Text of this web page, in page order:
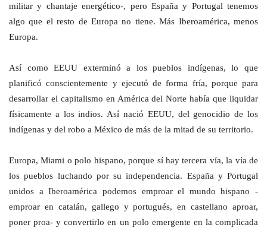
militar y chantaje energético-, pero España y Portugal tenemos
algo que el resto de Europa no tiene. Más Iberoamérica, menos
Europa.
Así como EEUU exterminó a los pueblos indígenas, lo que
planificó conscientemente y ejecutó de forma fría, porque para
desarrollar el capitalismo en América del Norte había que liquidar
físicamente a los indios. Así nació EEUU, del genocidio de los
indígenas y del robo a México de más de la mitad de su territorio.
Europa, Miami o polo hispano, porque sí hay tercera vía, la vía de
los pueblos luchando por su independencia. España y Portugal
unidos a Iberoamérica podemos emproar el mundo hispano -
emproar en catalán, gallego y portugués, en castellano aproar,
poner proa- y convertirlo en un polo emergente en la complicada